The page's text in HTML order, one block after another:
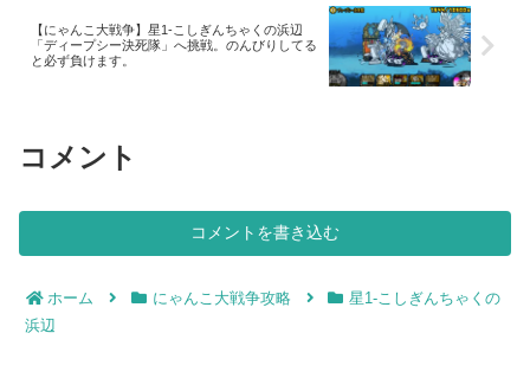
【にゃんこ大戦争】星1-こしぎんちゃくの浜辺
「ディープシー決死隊」へ挑戦。のんびりしてる
と必ず負けます。
コメント
コメントを書き込む
ホーム にゃんこ大戦争攻略
星1-こしぎんちゃくの
浜辺